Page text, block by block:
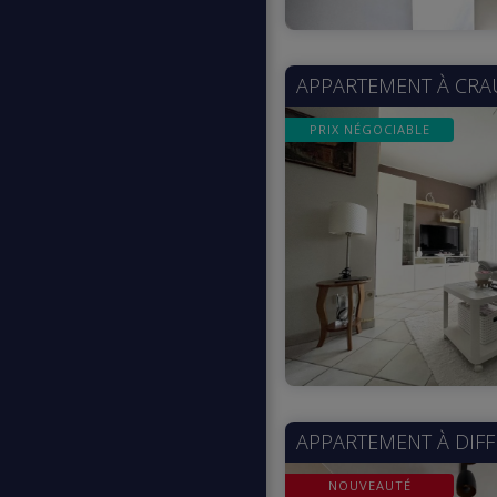
APPARTEMENT À
PRIX NÉGOCIABLE
APPARTEMENT À
NOUVEAUTÉ